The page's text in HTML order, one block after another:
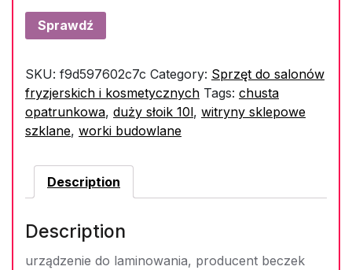
Sprawdź
SKU: f9d597602c7c Category: Sprzęt do salonów
fryzjerskich i kosmetycznych Tags: chusta
opatrunkowa, duży słoik 10l, witryny sklepowe
szklane, worki budowlane
Description
Description
urządzenie do laminowania, producent beczek